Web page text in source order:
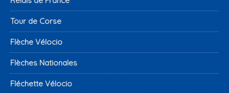
Tour de Corse
Flèche Vélocio
Flèches Nationales
Fléchette Vélocio